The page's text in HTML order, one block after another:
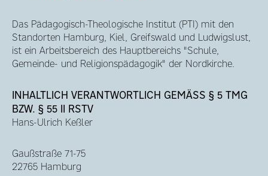
Das Pädagogisch-Theologische Institut (PTI) mit den
Standorten Hamburg, Kiel, Greifswald und Ludwigslust,
ist ein Arbeitsbereich des Hauptbereichs "Schule,
Gemeinde- und Religionspädagogik" der Nordkirche.
INHALTLICH VERANTWORTLICH GEMÄSS § 5 TMG B
ZW. § 55 II RSTV
Hans-Ulrich Keßler
Gaußstraße 71-75
22765 Hamburg